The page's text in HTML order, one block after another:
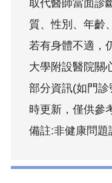
取代醫師當面診
質、性別、年齡
若有身體不適，
大學附設醫院關
部分資訊(如門
時更新，僅供參
備註:非健康問